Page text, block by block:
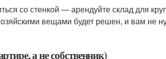
со стенкой — арендуйте склад для
вещами будет решен, и вам не
а не собственник)